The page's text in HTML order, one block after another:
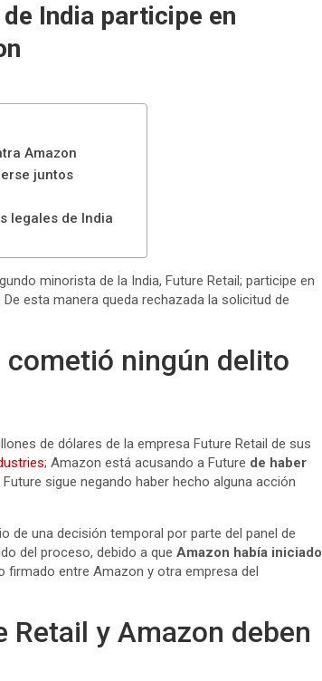
India participe en
Amazon
juntos
legales de India
minorista de la India, Future Retail; participe en
De esta manera queda rechazada la solicitud de
cometió ningún delito
de dólares de la empresa Future Retail de sus
; Amazon está acusando a Future de haber
sigue negando haber hecho alguna acción
de una decisión temporal por parte del panel de
del proceso, debido a que Amazon había iniciado
firmado entre Amazon y otra empresa del
y Amazon deben